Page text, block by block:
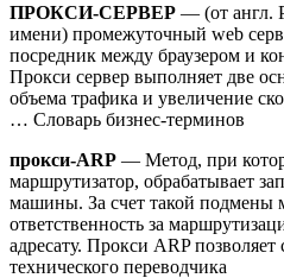
ПРОКСИ-СЕРВЕР — (от англ.
имени) промежуточный web
посредник между браузером и
Прокси сервер выполняет две
объема трафика и увеличение
… Словарь бизнес-терминов
прокси-ARP — Метод, при
маршрутизатор, обрабатывает
машины. За счет такой подмены
ответственность за
адресату. Прокси ARP
технического переводчика